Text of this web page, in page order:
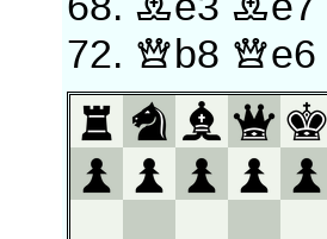
72. Qb8 Qe6